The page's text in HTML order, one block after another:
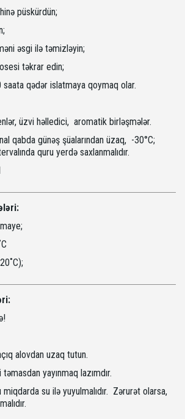
püskürdün;
əsgi ilə təmizləyin;
təkrar edin;
saata qədər islatmaya qoymaq olar.
üzvi həlledici, aromatik birləşmələr.
qabda günəş şüalarından üzaq, -30°С;
quru yerdə saxlanmalıdır.
alovdan uzaq tutun.
yayınmaq lazımdır.
su ilə yuyulmalıdır. Zərurət olarsa,